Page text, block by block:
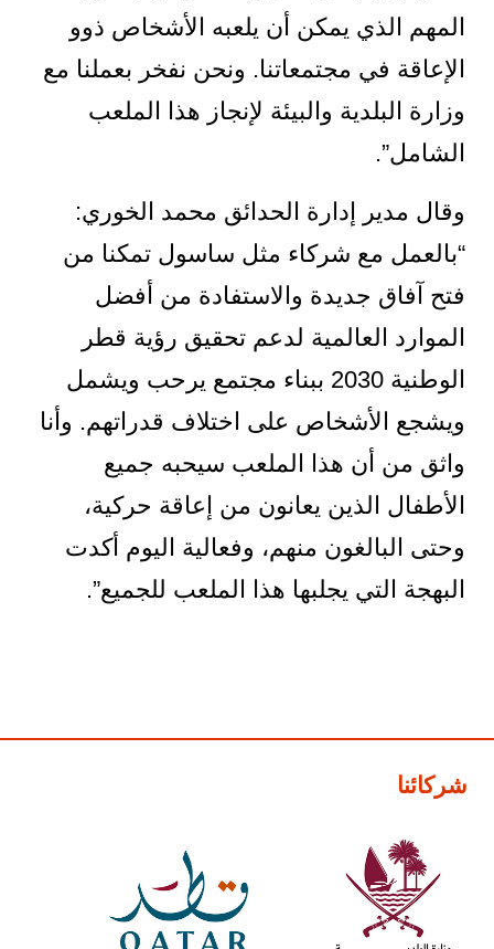
المهم الذي يمكن أن يلعبه الأشخاص ذوو
الإعاقة في مجتمعاتنا. ونحن نفخر بعملنا مع
وزارة البلدية والبيئة لإنجاز هذا الملعب
الشامل”.
وقال مدير إدارة الحدائق محمد الخوري:
“بالعمل مع شركاء مثل ساسول تمكنا من
فتح آفاق جديدة والاستفادة من أفضل
الموارد العالمية لدعم تحقيق رؤية قطر
الوطنية 2030 ببناء مجتمع يرحب ويشمل
ويشجع الأشخاص على اختلاف قدراتهم. وأنا
واثق من أن هذا الملعب سيحبه جميع
الأطفال الذين يعانون من إعاقة حركية،
وحتى البالغون منهم، وفعالية اليوم أكدت
البهجة التي يجلبها هذا الملعب للجميع”.
شركائنا